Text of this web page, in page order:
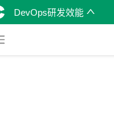
DevOps研发效能